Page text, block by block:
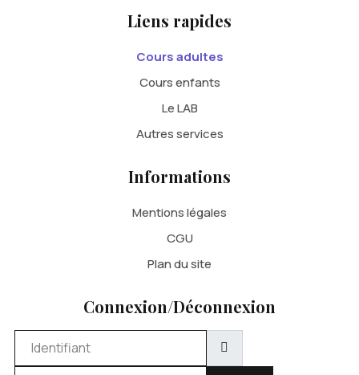
Liens rapides
Cours adultes
Cours enfants
Le LAB
Autres services
Informations
Mentions légales
CGU
Plan du site
Connexion/Déconnexion